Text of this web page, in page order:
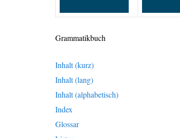
Grammatikbuch
Inhalt (kurz)
Inhalt (lang)
Inhalt (alphabetisch)
Index
Glossar